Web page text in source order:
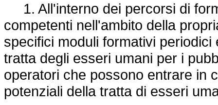
1. All'interno dei percorsi di
competenti nell'ambito della
specifici moduli formativi
tratta degli esseri umani per i
operatori che possono entrare in
potenziali della tratta di esseri